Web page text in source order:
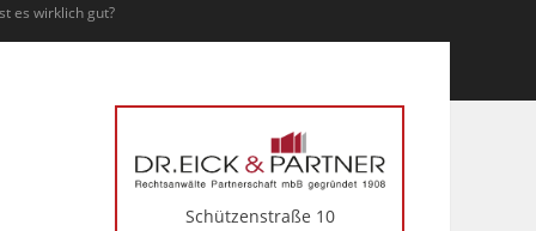
es wirklich gut?
Schützenstraße 10